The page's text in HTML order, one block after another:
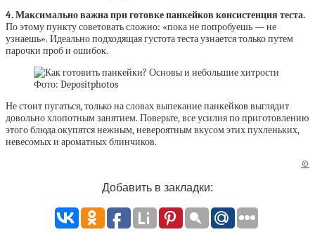
4. Максимально важна при готовке панкейков консистенция теста.
По этому пункту советовать сложно: «пока не попробуешь — не
узнаешь». Идеально подходящая густота теста узнается только путем
парочки проб и ошибок.
Фото: Depositphotos
Не стоит пугаться, только на словах выпекание панкейков выглядит
довольно хлопотным занятием. Поверьте, все усилия по приготовлению
этого блюда окупятся нежным, невероятным вкусом этих пухленьких,
невесомых и ароматных блинчиков.
©
Добавить в закладки: